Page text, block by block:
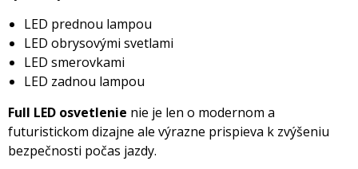
LED prednou lampou
LED obrysovými svetlami
LED smerovkami
LED zadnou lampou
Full LED osvetlenie nie je len o modernom a
futuristickom dizajne ale výrazne prispieva k zvýšeniu
bezpečnosti počas jazdy.